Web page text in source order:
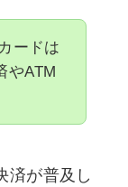
ードは
やATM
済が普及し